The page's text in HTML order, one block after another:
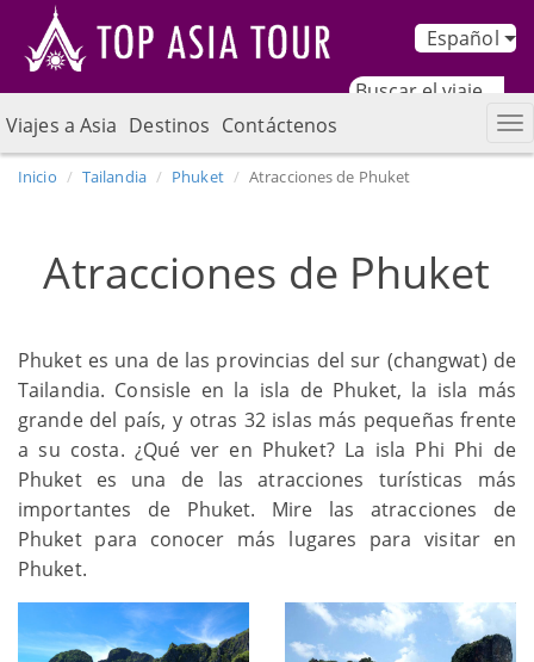
Español
Viajes a Asia Destinos Contáctenos
Inicio Tailandia Phuket Atracciones de Phuket
Atracciones de Phuket
Phuket es una de las provincias del sur (changwat) de
Tailandia. Consisle en la isla de Phuket, la isla más
grande del país, y otras 32 islas más pequeñas frente
a su costa. ¿Qué ver en Phuket? La isla Phi Phi de
Phuket es una de las atracciones turísticas más
importantes de Phuket. Mire las atracciones de
Phuket para conocer más lugares para visitar en
Phuket.